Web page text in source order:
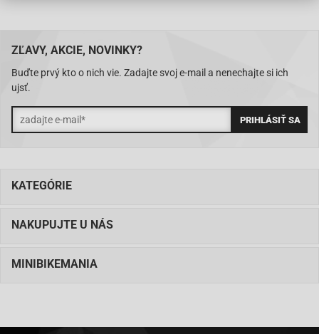
ZĽAVY, AKCIE, NOVINKY?
Buďte prvý kto o nich vie. Zadajte svoj e-mail a nenechajte si ich
ujsť.
KATEGÓRIE
NAKUPUJTE U NÁS
MINIBIKEMANIA